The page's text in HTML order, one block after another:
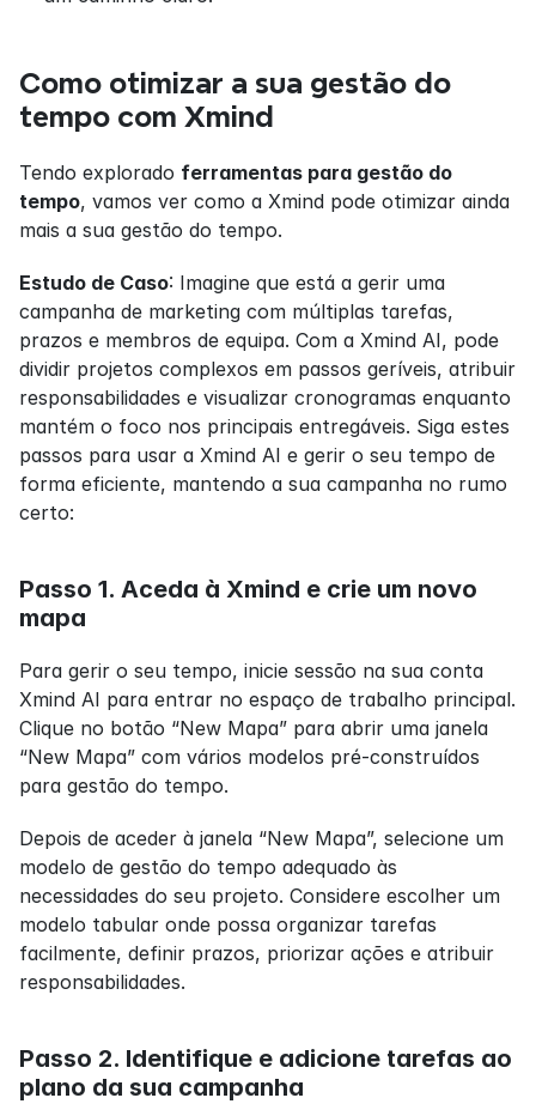
Como otimizar a sua gestão do
tempo com Xmind
Tendo explorado ferramentas para gestão do
tempo, vamos ver como a Xmind pode otimizar ainda
mais a sua gestão do tempo.
Estudo de Caso: Imagine que está a gerir uma
campanha de marketing com múltiplas tarefas,
prazos e membros de equipa. Com a Xmind AI, pode
dividir projetos complexos em passos geríveis, atribuir
responsabilidades e visualizar cronogramas enquanto
mantém o foco nos principais entregáveis. Siga estes
passos para usar a Xmind AI e gerir o seu tempo de
forma eficiente, mantendo a sua campanha no rumo
certo:
Passo 1. Aceda à Xmind e crie um novo
mapa
Para gerir o seu tempo, inicie sessão na sua conta
Xmind AI para entrar no espaço de trabalho principal.
Clique no botão “New Mapa” para abrir uma janela
“New Mapa” com vários modelos pré-construídos
para gestão do tempo.
Depois de aceder à janela “New Mapa”, selecione um
modelo de gestão do tempo adequado às
necessidades do seu projeto. Considere escolher um
modelo tabular onde possa organizar tarefas
facilmente, definir prazos, priorizar ações e atribuir
responsabilidades.
Passo 2. Identifique e adicione tarefas ao
plano da sua campanha